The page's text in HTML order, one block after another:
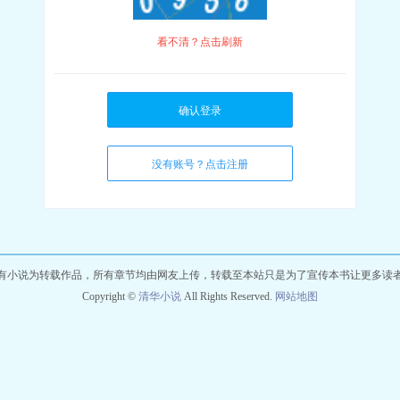
看不清？点击刷新
确认登录
没有账号？点击注册
小说为转载作品，所有章节均由网友上传，转载至本站只是为了宣传本书让更多读
Copyright © 清华小说 All Rights Reserved. 网站地图